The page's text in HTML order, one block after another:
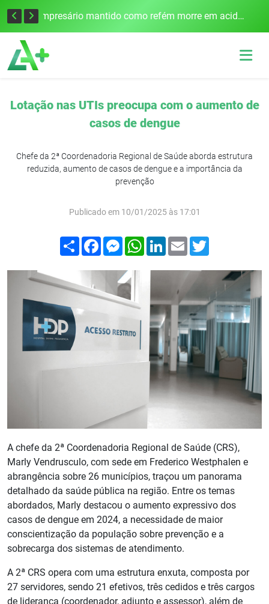
Edital para construção de ponte entre Itapiranga e Barra do Guarita deve ser lançado no segundo semestre Empresário mantido como refém morre em acidente após assalto em Cerro Largo
Lotação nas UTIs preocupa com o aumento de
casos de dengue
Chefe da 2ª Coordenadoria Regional de Saúde aborda estrutura
reduzida, aumento de casos de dengue e a importância da
prevenção
Publicado em 10/01/2025 às 17:01
Compartilhar
FacebookMessenger
WhatsApp
LinkedIn
Email
A chefe da 2ª Coordenadoria Regional de Saúde (CRS),
Marly Vendrusculo, com sede em Frederico Westphalen e
abrangência sobre 26 municípios, traçou um panorama
detalhado da saúde pública na região. Entre os temas
abordados, Marly destacou o aumento expressivo dos
casos de dengue em 2024, a necessidade de maior
conscientização da população sobre prevenção e a
sobrecarga dos sistemas de atendimento.
A 2ª CRS opera com uma estrutura enxuta, composta por
27 servidores, sendo 21 efetivos, três cedidos e três cargos
de liderança (coordenador, adjunto e assessor), além de